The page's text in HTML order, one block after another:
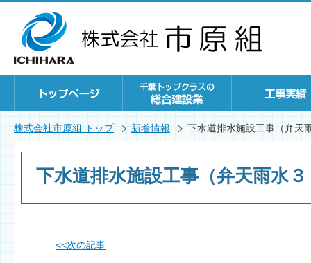
株式会社市原組 トップ 新着情報 下水道排水施設工事（弁天
下水道排水施設工事（弁天雨水
<<次の記事